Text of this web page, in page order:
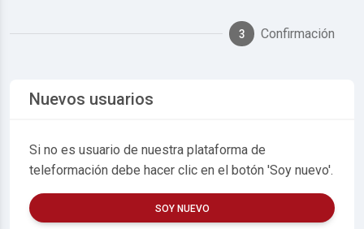
3 Confirmación
Nuevos usuarios
Si no es usuario de nuestra plataforma de
teleformación debe hacer clic en el botón 'Soy nuevo'.
SOY NUEVO